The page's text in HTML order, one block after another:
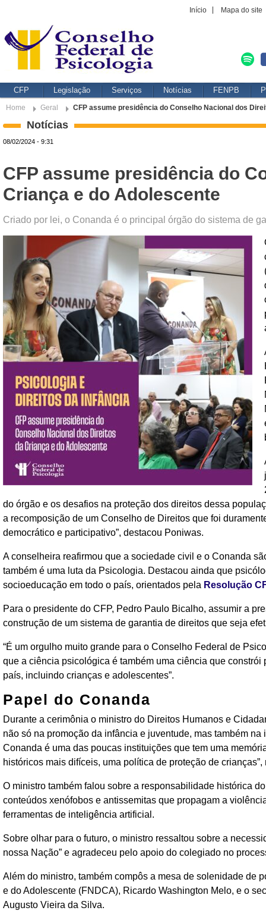
Início Mapa do site
CFP Legislação Serviços Notícias FENPB
Home Geral CFP assume presidência do Conselho Nacional dos
Notícias
08/02/2024 - 9:31
CFP assume presidência do
Criança e do Adolescente
Criado por lei, o Conanda é o principal órgão do sistema de
do órgão e os desafios na proteção dos direitos dessa
a recomposição de um Conselho de Direitos que foi
democrático e participativo”, destacou Poniwas.
A conselheira reafirmou que a sociedade civil e o Conanda
também é uma luta da Psicologia. Destacou ainda que
socioeducação em todo o país, orientados pela Resolução
Para o presidente do CFP, Pedro Paulo Bicalho, assumir a
construção de um sistema de garantia de direitos que seja
“É um orgulho muito grande para o Conselho Federal de
que a ciência psicológica é também uma ciência que
país, incluindo crianças e adolescentes”.
Papel do Conanda
Durante a cerimônia o ministro do Direitos Humanos e
não só na promoção da infância e juventude, mas também
Conanda é uma das poucas instituições que tem uma
históricos mais difíceis, uma política de proteção de
O ministro também falou sobre a responsabilidade histórica
conteúdos xenófobos e antissemitas que propagam a
ferramentas de inteligência artificial.
Sobre olhar para o futuro, o ministro ressaltou sobre a
nossa Nação” e agradeceu pelo apoio do colegiado no
Além do ministro, também compôs a mesa de solenidade de
e do Adolescente (FNDCA), Ricardo Washington Melo, e o
Augusto Vieira da Silva.